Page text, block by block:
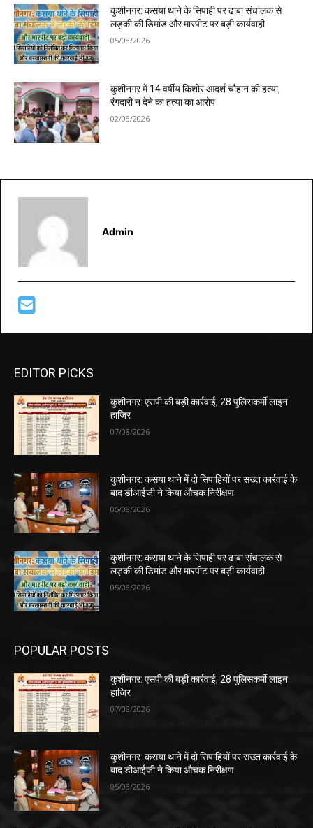
कुशीनगर: कसया थाने के सिपाही पर ढाबा संचालक से
लड़की की डिमांड और मारपीट पर बड़ी कार्यवाही
05/08/2026
कुशीनगर में 14 वर्षीय किशोर आदर्श चौहान की हत्या,
रंगदारी न देने का हत्या का आरोप
02/08/2026
Admin
EDITOR PICKS
कुशीनगर: एसपी की बड़ी कार्रवाई, 28 पुलिसकर्मी लाइन
हाजिर
07/08/2026
कुशीनगर: कसया थाने में दो सिपाहियों पर सख्त कार्रवाई के
बाद डीआईजी ने किया औचक निरीक्षण
05/08/2026
कुशीनगर: कसया थाने के सिपाही पर ढाबा संचालक से
लड़की की डिमांड और मारपीट पर बड़ी कार्यवाही
05/08/2026
POPULAR POSTS
कुशीनगर: एसपी की बड़ी कार्रवाई, 28 पुलिसकर्मी लाइन
हाजिर
07/08/2026
कुशीनगर: कसया थाने में दो सिपाहियों पर सख्त कार्रवाई के
बाद डीआईजी ने किया औचक निरीक्षण
05/08/2026